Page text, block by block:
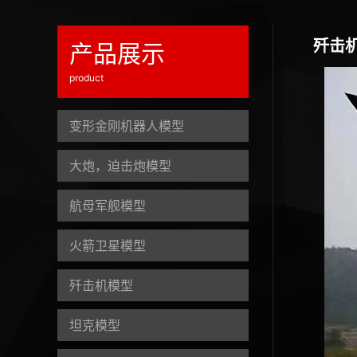
产品展示
product
变形金刚机器人模型
大炮，迫击炮模型
航母军舰模型
火箭卫星模型
歼击机模型
坦克模型
歼击